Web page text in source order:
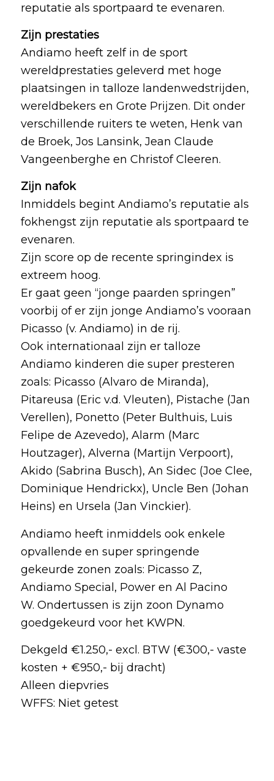
reputatie als sportpaard te evenaren.
Zijn prestaties
Andiamo heeft zelf in de sport
wereldprestaties geleverd met hoge
plaatsingen in talloze landenwedstrijden,
wereldbekers en Grote Prijzen. Dit onder
verschillende ruiters te weten, Henk van
de Broek, Jos Lansink, Jean Claude
Vangeenberghe en Christof Cleeren.
Zijn nafok
Inmiddels begint Andiamo’s reputatie als
fokhengst zijn reputatie als sportpaard te
evenaren.
Zijn score op de recente springindex is
extreem hoog.
Er gaat geen “jonge paarden springen”
voorbij of er zijn jonge Andiamo’s vooraan
Picasso (v. Andiamo) in de rij.
Ook internationaal zijn er talloze
Andiamo kinderen die super presteren
zoals: Picasso (Alvaro de Miranda),
Pitareusa (Eric v.d. Vleuten), Pistache (Jan
Verellen), Ponetto (Peter Bulthuis, Luis
Felipe de Azevedo), Alarm (Marc
Houtzager), Alverna (Martijn Verpoort),
Akido (Sabrina Busch), An Sidec (Joe Clee,
Dominique Hendrickx), Uncle Ben (Johan
Heins) en Ursela (Jan Vinckier).
Andiamo heeft inmiddels ook enkele
opvallende en super springende
gekeurde zonen zoals: Picasso Z,
Andiamo Special, Power en Al Pacino
W. Ondertussen is zijn zoon Dynamo
goedgekeurd voor het KWPN.
Dekgeld €1.250,- excl. BTW (€300,- vaste
kosten + €950,- bij dracht)
Alleen diepvries
WFFS: Niet getest